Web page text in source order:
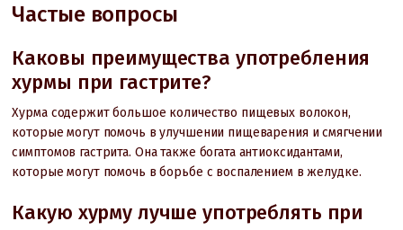
Частые вопросы
Каковы преимущества употребления
хурмы при гастрите?
Хурма содержит большое количество пищевых волокон,
которые могут помочь в улучшении пищеварения и смягчении
симптомов гастрита. Она также богата антиоксидантами,
которые могут помочь в борьбе с воспалением в желудке.
Какую хурму лучше употреблять при